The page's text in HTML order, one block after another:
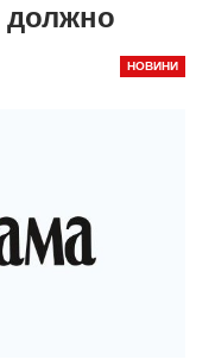
должно
НОВИНИ